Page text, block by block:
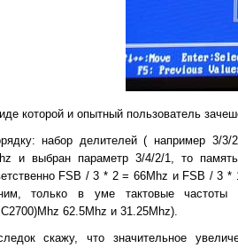
которой и опытный пользователь
набор делителей ( например 3/3/
и выбран параметр 3/4/2/1, то
FSB / 3 * 2 = 66Mhz и FSB / 3 *
только в уме тактовые частоты
62.5Mhz и 31.25Mhz).
скажу, что значительное